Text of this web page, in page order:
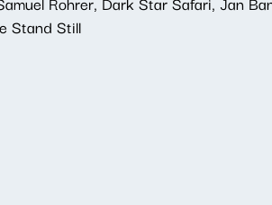
Stand Still